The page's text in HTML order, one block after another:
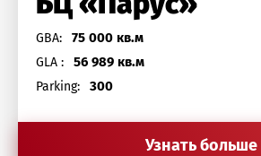
GBA: 75 000 кв.м
GLA : 56 989 кв.м
Parking: 300
Узнать больше